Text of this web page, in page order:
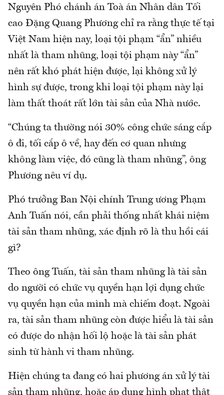
Nguyên Phó chánh án Toà án Nhân dân Tối
cao Đặng Quang Phương chỉ ra rằng thực tế tại
Việt Nam hiện nay, loại tội phạm “ẩn” nhiều
nhất là tham nhũng, loại tội phạm này “ẩn”
nên rất khó phát hiện được, lại không xử lý
hình sự được, trong khi loại tội phạm này lại
làm thất thoát rất lớn tài sản của Nhà nước.
“Chúng ta thường nói 30% công chức sáng cắp
ô đi, tối cắp ô về, hay đến cơ quan nhưng
không làm việc, đó cũng là tham nhũng”, ông
Phương nêu ví dụ.
Phó trưởng Ban Nội chính Trung ương Phạm
Anh Tuấn nói, cần phải thống nhất khái niệm
tài sản tham nhũng, xác định rõ là thu hồi cái
gì?
Theo ông Tuấn, tài sản tham nhũng là tài sản
do người có chức vụ quyền hạn lợi dụng chức
vụ quyền hạn của mình mà chiếm đoạt. Ngoài
ra, tài sản tham nhũng còn được hiểu là tài sản
có được do nhận hối lộ hoặc là tài sản phát
sinh từ hành vi tham nhũng.
Hiện chúng ta đang có hai phương án xử lý tài
sản tham nhũng, hoặc áp dụng hình phạt thật